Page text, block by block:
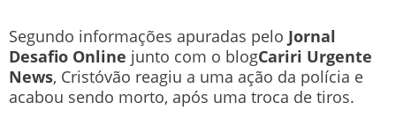
Segundo informações apuradas pelo Jornal
Desafio Online junto com o blogCariri Urgente
News, Cristóvão reagiu a uma ação da polícia e
acabou sendo morto, após uma troca de tiros.